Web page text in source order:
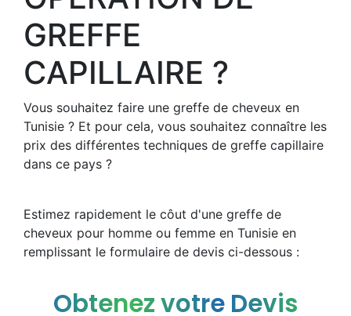
GREFFE
CAPILLAIRE ?
Vous souhaitez faire une greffe de cheveux en
Tunisie ? Et pour cela, vous souhaitez connaître les
prix des différentes techniques de greffe capillaire
dans ce pays ?
Estimez rapidement le côut d'une greffe de
cheveux pour homme ou femme en Tunisie en
remplissant le formulaire de devis ci-dessous :
Obtenez votre Devis